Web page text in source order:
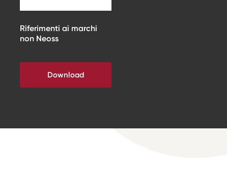
Riferimenti ai marchi
non Neoss
Download